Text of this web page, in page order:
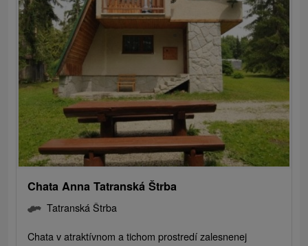
Chata Anna Tatranská Štrba
Tatranská Štrba
Chata v atraktívnom a tichom prostredí zalesnenej